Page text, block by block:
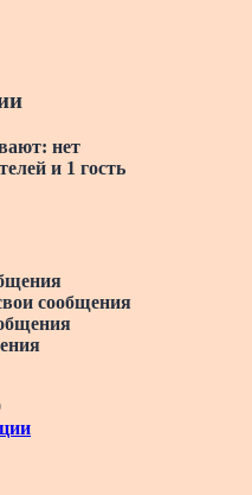
нет
и 1 гость
сообщения